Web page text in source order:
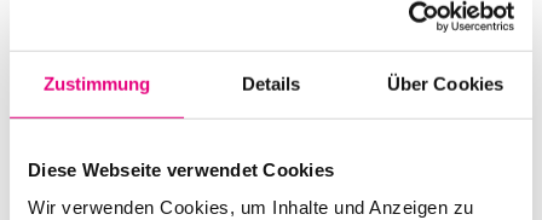
Zustimmung Details Über Cookies
Diese Webseite verwendet Cookies
Wir verwenden Cookies, um Inhalte und Anzeigen zu
Einlass:22. Oktober 2016 - 19:00 Uhr
Ende:22. Oktober 2016 - 22:00 Uhr
Besetzung:
Colin Vallon: p